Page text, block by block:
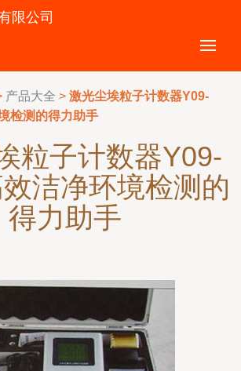
限公司
产品大全 > 激光尘埃粒子计数器Y09-
检测的得力助手
粒子计数器Y09-
洁净环境检测的
得力助手